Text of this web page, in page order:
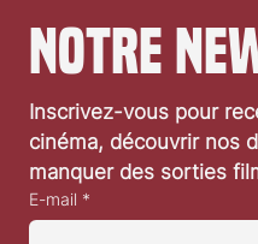
notre
Inscrivez-vous pour
cinéma, découvrir nos
manquer des sorties
E-mail *